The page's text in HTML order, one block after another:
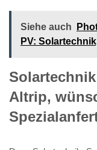
Siehe auch
PV️:
Altrip,